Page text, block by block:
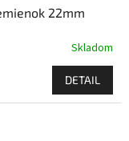
22mm
Skladom
DETAIL